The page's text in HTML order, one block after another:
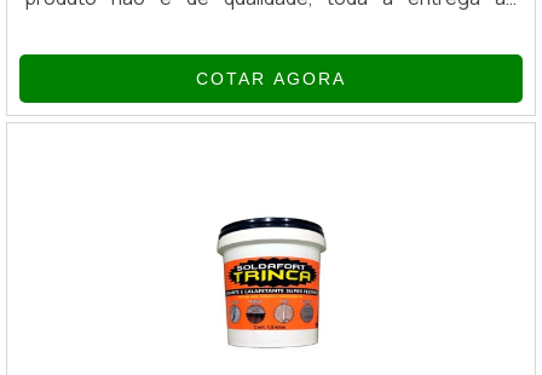
produzir um bom material, seu acabamento também
precisa ser de qualidade.Quando se trata de produtos
confeccionados em plástico, a preocupação deve ser
mantém a coloração com facilidade.QUALIDADE DOS P.
COTAR AGORA